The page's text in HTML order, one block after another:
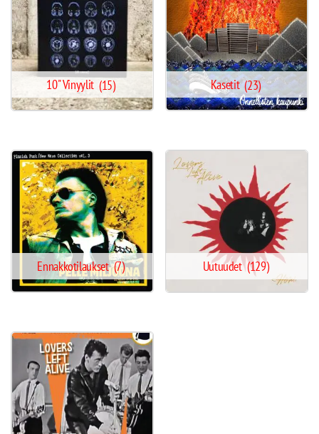
10" Vinyylit (15) Kasetit(23)
Ennakkotilaukset(7) Uutuudet(129)